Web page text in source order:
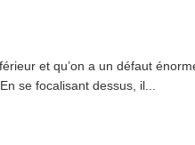
et qu’on a un défaut
se focalisant dessus, il...